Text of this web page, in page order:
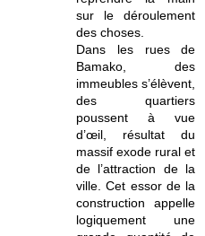
sur le déroulement
des choses.
Dans les rues de
Bamako, des
immeubles s’élèvent,
des quartiers
poussent à vue
d’œil, résultat du
massif exode rural et
de l’attraction de la
ville. Cet essor de la
construction appelle
logiquement une